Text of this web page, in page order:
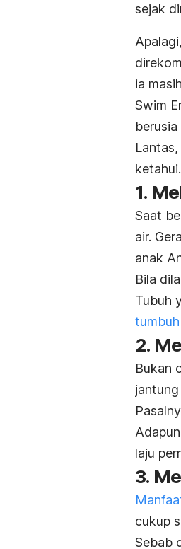
sejak
ia
Swim
ketahui.
1.
Saat
air.
anak
Bila
Tubuh
2.
Bukan
laju
3.
cukup
Sebab